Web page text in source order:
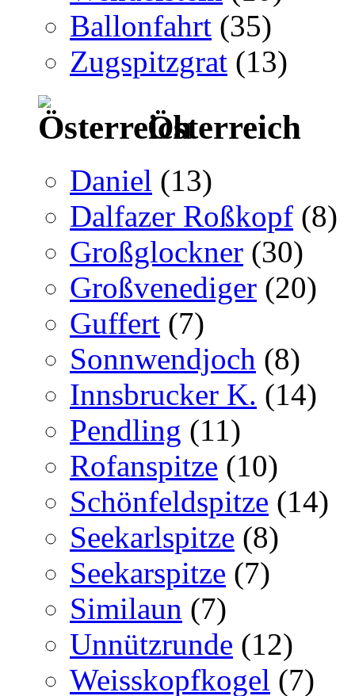
Ballonfahrt (35)
Zugspitzgrat (13)
Österreich
Daniel (13)
Dalfazer Roßkopf (8)
Großglockner (30)
Großvenediger (20)
Guffert (7)
Sonnwendjoch (8)
Innsbrucker K. (14)
Pendling (11)
Rofanspitze (10)
Schönfeldspitze (14)
Seekarlspitze (8)
Seekarspitze (7)
Similaun (7)
Unnützrunde (12)
Weisskopfkogel (7)